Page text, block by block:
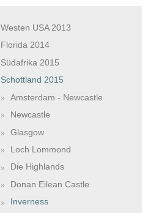
Westen USA 2013
Florida 2014
Südafrika 2015
Schottland 2015
Amsterdam - Newcastle
Newcastle
Glasgow
Loch Lommond
Die Highlands
Donan Eilean Castle
Inverness